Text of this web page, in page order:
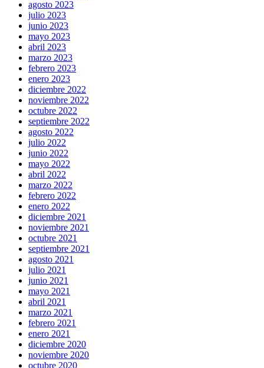
agosto 2023
julio 2023
junio 2023
mayo 2023
abril 2023
marzo 2023
febrero 2023
enero 2023
diciembre 2022
noviembre 2022
octubre 2022
septiembre 2022
agosto 2022
julio 2022
junio 2022
mayo 2022
abril 2022
marzo 2022
febrero 2022
enero 2022
diciembre 2021
noviembre 2021
octubre 2021
septiembre 2021
agosto 2021
julio 2021
junio 2021
mayo 2021
abril 2021
marzo 2021
febrero 2021
enero 2021
diciembre 2020
noviembre 2020
octubre 2020